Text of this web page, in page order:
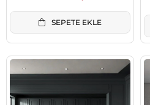
SEPETE EKLE